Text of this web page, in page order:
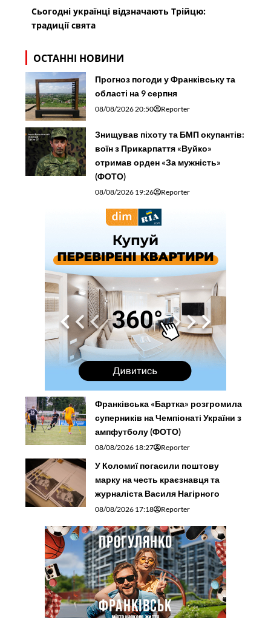
Сьогодні українці відзначають Трійцю:
традиції свята
ОСТАННІ НОВИНИ
Прогноз погоди у Франківську та
області на 9 серпня
08/08/2026 20:50 Reporter
Знищував піхоту та БМП окупантів:
воїн з Прикарпаття «Вуйко»
отримав орден «За мужність»
(ФОТО)
08/08/2026 19:26 Reporter
Франківська «Бартка» розгромила
суперників на Чемпіонаті України з
ампфутболу (ФОТО)
08/08/2026 18:27 Reporter
У Коломиї погасили поштову
марку на честь краєзнавця та
журналіста Василя Нагірного
08/08/2026 17:18 Reporter